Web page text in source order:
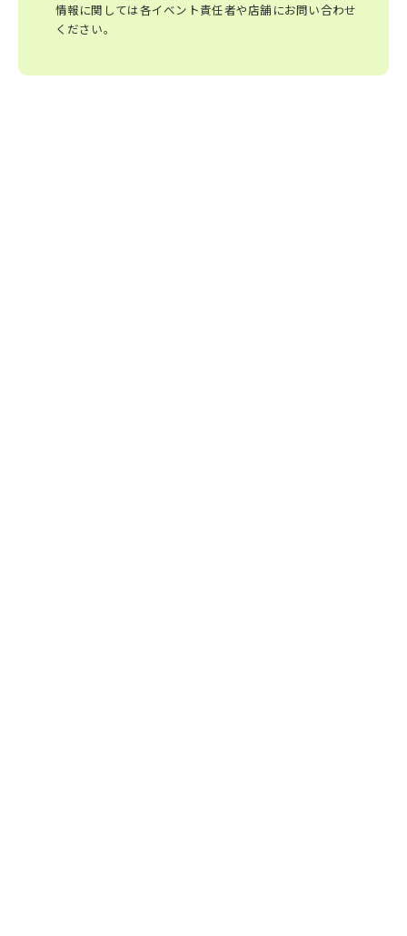
情報に関しては各イベント責任者や店舗にお問い合わせ
ください。